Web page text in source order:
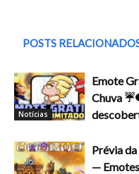
POSTS
Notícias
Emote
Chuva
Prévia da
—